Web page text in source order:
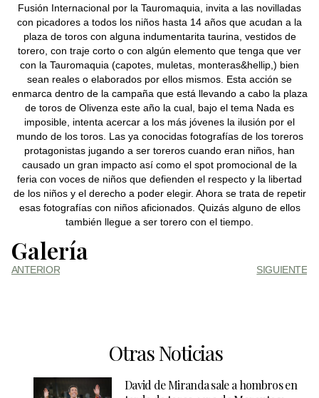
Fusión Internacional por la Tauromaquia, invita a las novilladas
con picadores a todos los niños hasta 14 años que acudan a la
plaza de toros con alguna indumentarita taurina, vestidos de
torero, con traje corto o con algún elemento que tenga que ver
con la Tauromaquia (capotes, muletas, monteras&hellip,) bien
sean reales o elaborados por ellos mismos. Esta acción se
enmarca dentro de la campaña que está llevando a cabo la plaza
de toros de Olivenza este año la cual, bajo el tema Nada es
imposible, intenta acercar a los más jóvenes la ilusión por el
mundo de los toros. Las ya conocidas fotografías de los toreros
protagonistas jugando a ser toreros cuando eran niños, han
causado un gran impacto así como el spot promocional de la
feria con voces de niños que defienden el respecto y la libertad
de los niños y el derecho a poder elegir. Ahora se trata de repetir
esas fotografías con niños aficionados. Quizás alguno de ellos
también llegue a ser torero con el tiempo.
Galería
ANTERIOR SIGUIENTE
Otras Noticias
David de Miranda sale a hombros en